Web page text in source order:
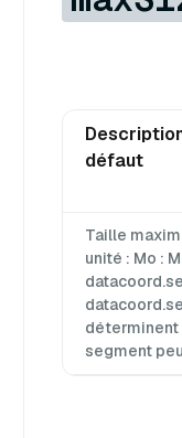
défaut
Taille
unité : Mo :
déterminent
segment